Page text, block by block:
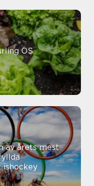
OS
av årets mest
ishockey